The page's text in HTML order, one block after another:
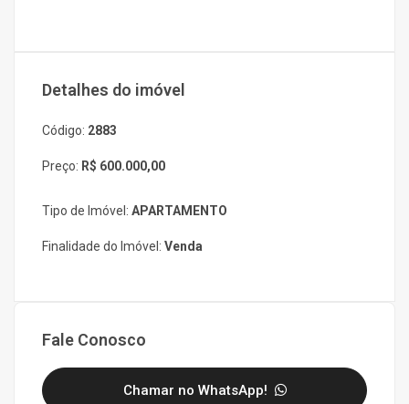
Detalhes do imóvel
Código: 2883
Preço: R$ 600.000,00
Tipo de Imóvel: APARTAMENTO
Finalidade do Imóvel: Venda
Fale Conosco
Chamar no WhatsApp!